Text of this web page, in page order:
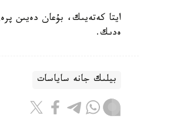
ەدىك.
بيلىك جانە ساياسات